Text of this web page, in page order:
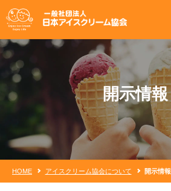
開示情報
HOME アイスクリーム協会について 開示情報